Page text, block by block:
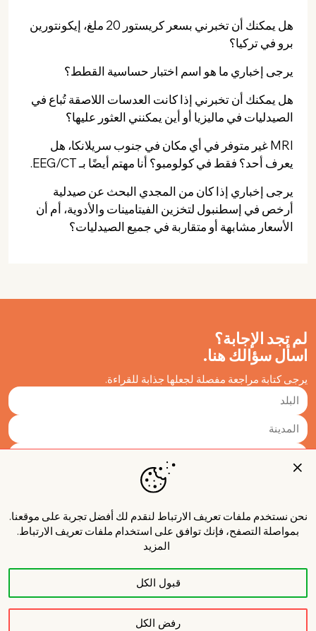
هل يمكنك أن تخبرني بسعر كريستور 20 ملغ، إيكونتورين
برو في تركيا؟
يرجى إخباري ما هو اسم اختبار حساسية القطط؟
هل يمكنك أن تخبرني إذا كانت العدسات اللاصقة تُباع في
الصيدليات في ماليزيا أو أين يمكنني العثور عليها؟
MRI غير متوفر في أي مكان في جنوب سريلانكا، هل
يعرف أحد؟ فقط في كولومبو؟ أنا مهتم أيضًا بـ EEG/CT.
يرجى إخباري إذا كان من المجدي البحث عن صيدلية
أرخص في إسطنبول لتخزين الفيتامينات والأدوية، أم أن
الأسعار مشابهة أو متقاربة في جميع الصيدليات؟
لم تجد الإجابة؟
اسأل سؤالك هنا.
يرجى كتابة مراجعة مفصلة لجعلها جذابة للقراءة.
نشر
نحن نستخدم ملفات تعريف الارتباط لنقدم لك أفضل تجربة على موقعنا.
بمواصلة التصفح، فإنك توافق على استخدام ملفات تعريف الارتباط.
المزيد
قبول الكل
رفض الكل